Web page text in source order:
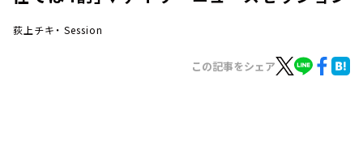
荻上チキ・ Session
この記事をシェア